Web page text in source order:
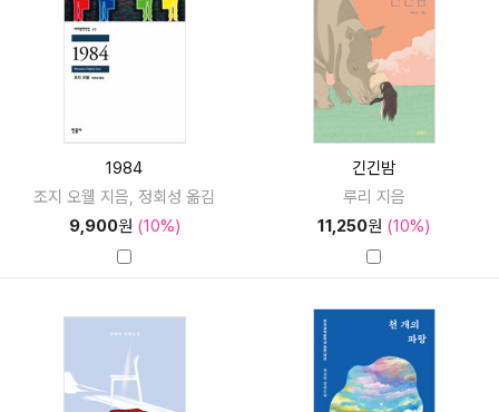
1984
조지 오웰 지음, 정회성 옮김
9,900원 (10%)
긴긴밤
루리 지음
11,250원 (10%)